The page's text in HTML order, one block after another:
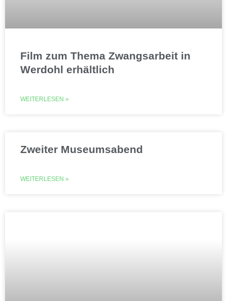
Film zum Thema Zwangsarbeit in
Werdohl erhältlich
WEITERLESEN »
Zweiter Museumsabend
WEITERLESEN »